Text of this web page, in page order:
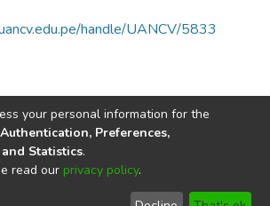
handle/UANCV/5833
copyright © 2002-2026
End User Send
your personal information for the
Authentication, Preferences,
Statistics.
read our privacy policy.